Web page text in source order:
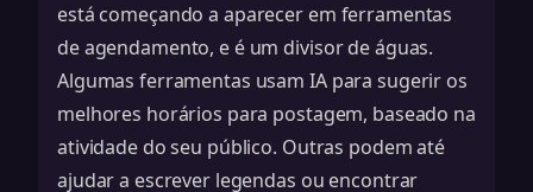
está começando a aparecer em ferramentas
de agendamento, e é um divisor de águas.
Algumas ferramentas usam IA para sugerir os
melhores horários para postagem, baseado na
atividade do seu público. Outras podem até
ajudar a escrever legendas ou encontrar